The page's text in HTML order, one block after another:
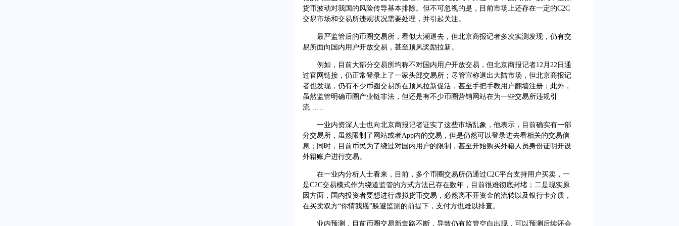
货币波动对我国的风险传导基本排除。但不可忽视的是，目前市场上还存在一定的C2C
交易市场和交易所违规状况需要处理，并引起关注。
最严监管后的币圈交易所，看似大潮退去，但北京商报记者多次实测发现，仍有交
易所面向国内用户开放交易，甚至顶风奖励拉新。
例如，目前大部分交易所均称不对国内用户开放交易，但北京商报记者12月22日通
过官网链接，仍正常登录上了一家头部交易所；尽管宣称退出大陆市场，但北京商报记
者也发现，仍有不少币圈交易所在顶风拉新促活，甚至手把手教用户翻墙注册；此外，
虽然监管明确币圈产业链非法，但还是有不少币圈营销网站在为一些交易所违规引
流……
一业内资深人士也向北京商报记者证实了这些市场乱象，他表示，目前确实有一部
分交易所，虽然限制了网站或者App内的交易，但是仍然可以登录进去看相关的交易信
息；同时，目前币民为了绕过对国内用户的限制，甚至开始购买外籍人员身份证明开设
外籍账户进行交易。
在一业内分析人士看来，目前，多个币圈交易所仍通过C2C平台支持用户买卖，一
是C2C交易模式作为绕道监管的方式方法已存在数年，目前很难彻底封堵；二是现实原
因方面，国内投资者要想进行虚拟货币交易，必然离不开资金的流转以及银行卡介质，
在买卖双方“你情我愿”躲避监测的前提下，支付方也难以排查。
业内预测，目前币圈交易新套路不断，导致仍有监管空白出现，可以预测后续还会